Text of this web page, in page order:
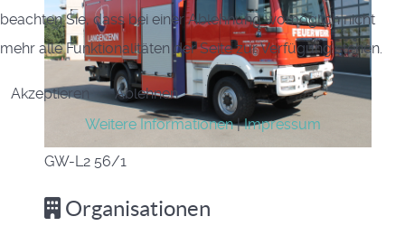
GW-L2 56/1
Organisationen
beachten Sie, dass bei einer Ablehnung womöglich nicht
mehr alle Funktionalitäten der Seite zur Verfügung stehen.
Akzeptieren
Ablehnen
Weitere Informationen|Impressum